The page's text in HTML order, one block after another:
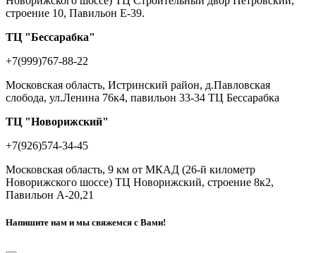
строение 10, Павильон Е-39.
ТЦ "Бессарабка"
+7(999)767-88-22
Московская область, Истринский район, д.Павловская
слобода, ул.Ленина 76к4, павильон 33-34 ТЦ Бессарабка
ТЦ "Новорижский"
+7(926)574-34-45
Московская область, 9 км от МКАД (26-й километр
Новорижского шоссе) ТЦ Новорижский, строение 8к2,
Павильон А-20,21
Напишите нам и мы свяжемся с Вами!